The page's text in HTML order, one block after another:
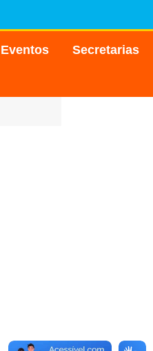
Eventos Secretarias